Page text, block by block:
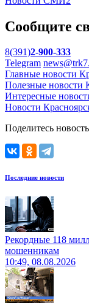
Сообщите
8(391)2-900-333
Telegram
Главные новости
Полезные новости
Интересные
Новости
Поделитесь
Последние новости
Рекордные 118
мошенникам
10:49, 08.08.2026